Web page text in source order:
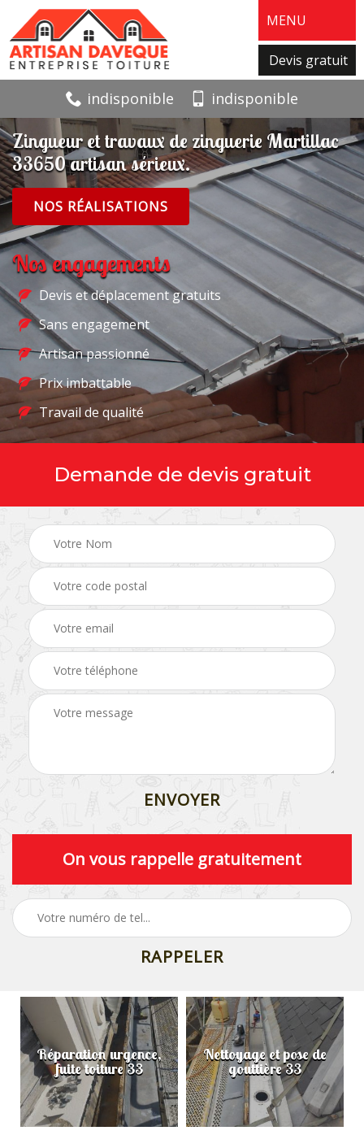
MENU
Devis gratuit
indisponible indisponible
Zingueur et travaux de zinguerie Martillac
33650 artisan sérieux.
NOS RÉALISATIONS
Nos engagements
Devis et déplacement gratuits
Sans engagement
Artisan passionné
Prix imbattable
Travail de qualité
Demande de devis gratuit
On vous rappelle gratuitement
Réparation urgence,
fuite toiture 33
Nettoyage et pose de
gouttière 33